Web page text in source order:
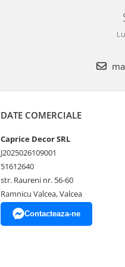
DATE COMERCIALE
Caprice Decor SRL
J2025026109001
51612640
str. Raureni nr. 56-60
Ramnicu Valcea, Valcea
Contacteaza-ne